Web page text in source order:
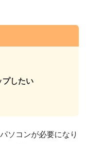
プしたい
ソコンが必要になり